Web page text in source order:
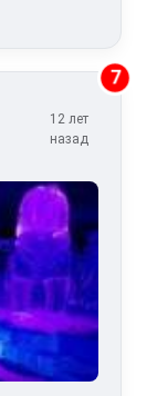
7
12 лет
назад